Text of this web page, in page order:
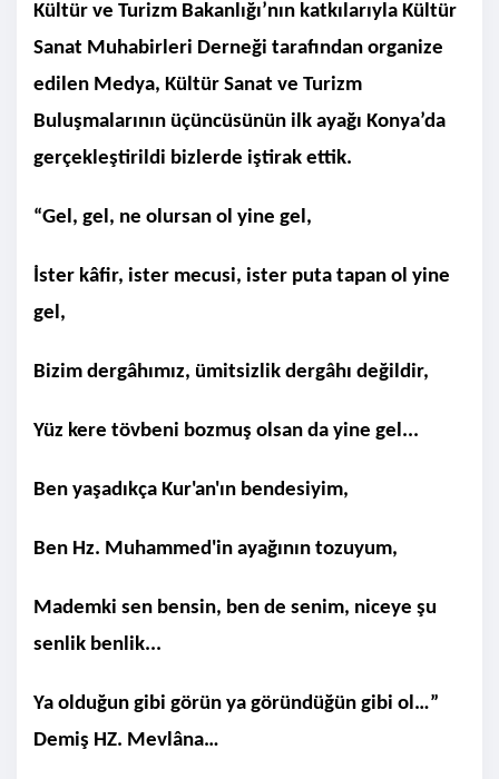
Kültür ve Turizm Bakanlığı’nın katkılarıyla Kültür
Sanat Muhabirleri Derneği tarafından organize
edilen Medya, Kültür Sanat ve Turizm
Buluşmalarının üçüncüsünün ilk ayağı Konya’da
gerçekleştirildi bizlerde iştirak ettik.
“Gel, gel, ne olursan ol yine gel,
İster kâfir, ister mecusi, ister puta tapan ol yine
gel,
Bizim dergâhımız, ümitsizlik dergâhı değildir,
Yüz kere tövbeni bozmuş olsan da yine gel...
Ben yaşadıkça Kur'an'ın bendesiyim,
Ben Hz. Muhammed'in ayağının tozuyum,
Mademki sen bensin, ben de senim, niceye şu
senlik benlik...
Ya olduğun gibi görün ya göründüğün gibi ol…”
Demiş HZ. Mevlâna…